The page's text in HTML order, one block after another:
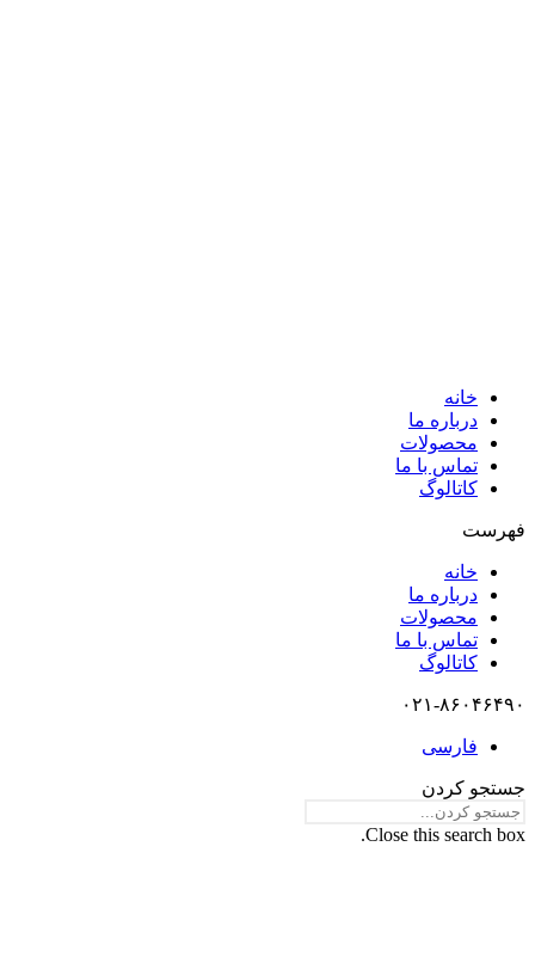
خانه
درباره ما
محصولات
تماس با ما
کاتالوگ
فهرست
خانه
درباره ما
محصولات
تماس با ما
کاتالوگ
۰۲۱-۸۶۰۴۶۴۹۰
فارسی
جستجو کردن
Close this search box.